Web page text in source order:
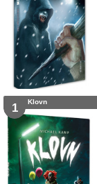
1 Klovn